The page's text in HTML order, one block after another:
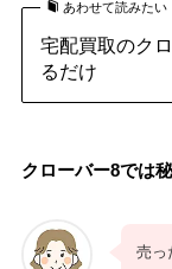
あわせて読みたい
宅配買取のク
るだけ
クローバー8では
売っ